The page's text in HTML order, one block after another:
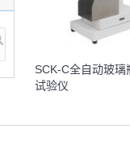
SCK-C全自动玻璃
试验仪